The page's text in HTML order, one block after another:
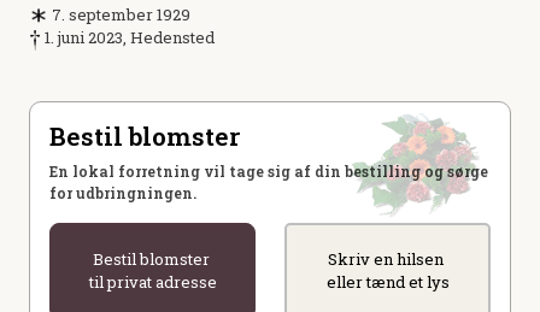
7. september 1929
1. juni 2023, Hedensted
Bestil blomster
En lokal forretning vil tage sig af din bestilling og sørge
for udbringningen.
Bestil blomster
til privat adresse
Skriv en hilsen
eller tænd et lys